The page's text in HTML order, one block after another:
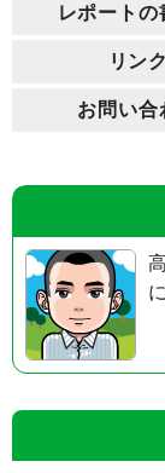
レポートの
リンク
お問い合